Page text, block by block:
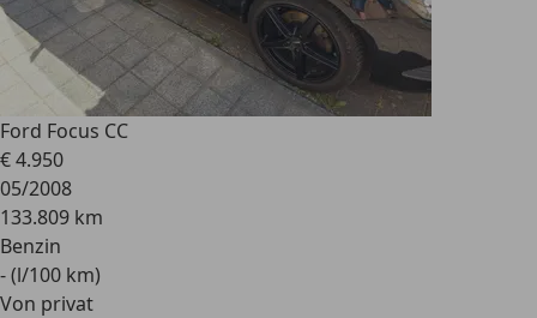
Ford Focus CC
€ 4.950
05/2008
133.809 km
Benzin
- (l/100 km)
Von privat